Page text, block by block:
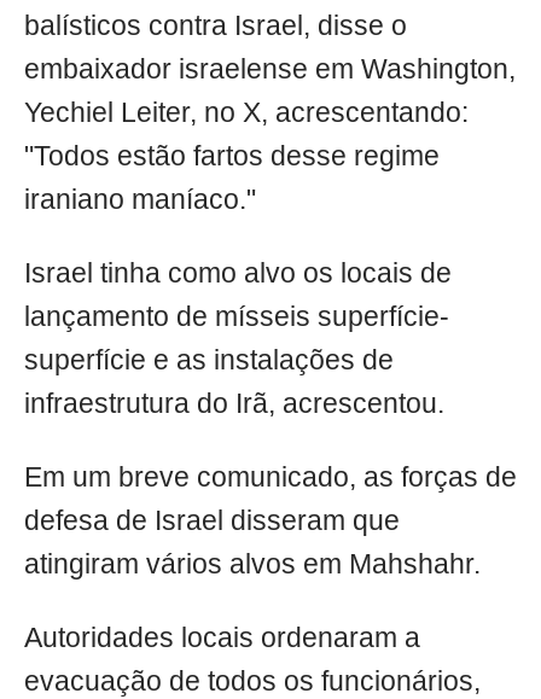
balísticos contra Israel, disse o
embaixador israelense em Washington,
Yechiel Leiter, no X, acrescentando:
"Todos estão fartos desse regime
iraniano maníaco."
Israel tinha como alvo os locais de
lançamento de mísseis superfície-
superfície e as instalações de
infraestrutura do Irã, acrescentou.
Em um breve comunicado, as forças de
defesa de Israel disseram que
atingiram vários alvos em Mahshahr.
Autoridades locais ordenaram a
evacuação de todos os funcionários,